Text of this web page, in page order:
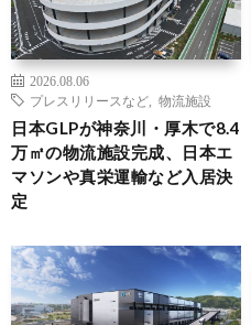
2026.08.06
プレスリリースなど
物流施設
日本GLPが神奈川・厚木で8.4
万㎡の物流施設完成、日本エ
マソンや真栄運輸など入居決
定